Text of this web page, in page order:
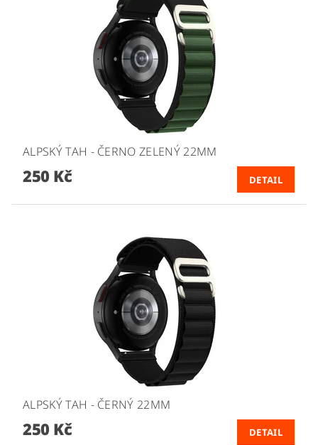
ALPSKÝ TAH - ČERNO ZELENÝ 22MM
250 Kč DETAIL
ALPSKÝ TAH - ČERNÝ 22MM
250 Kč DETAIL